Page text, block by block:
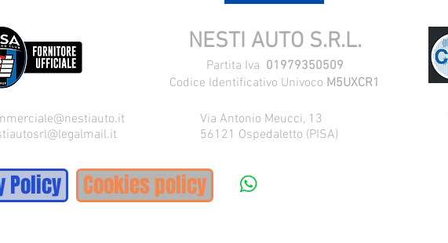
NESTI AUTO S.R.L.
Partita Iva 01979350509
Codice Identificativo Univoco M5UXCR1
Via Antonio Meucci, 13
56121 Ospedaletto (PISA)
Policy Cookies policy